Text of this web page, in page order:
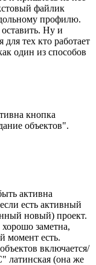
файлик
профилю.
Ну и
тех кто работает
один из способов
кнопка
объектов".
активна
есть активный
новый) проект.
заметна,
момент есть.
включается/
латинская (она же